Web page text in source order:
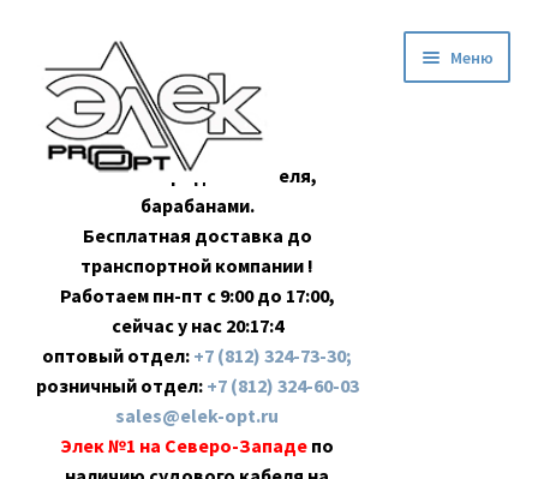
навигации
содержимому
Оптовая продажа кабеля,
барабанами.
Бесплатная доставка до
транспортной компании !
Работаем пн-пт с 9:00 до 17:00,
сейчас у нас 20:17:5
оптовый отдел: +7 (812) 324-73-30;
розничный отдел: +7 (812) 324-60-03
sales@elek-opt.ru
Элек №1 на Северо-Западе по
Меню